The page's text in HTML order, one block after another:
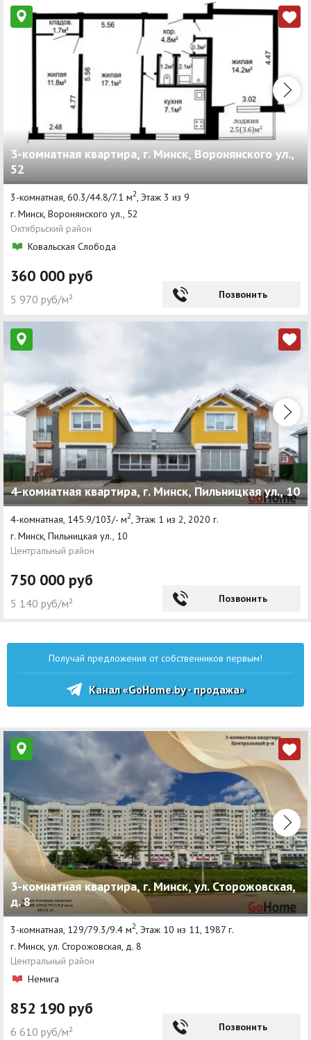
3-комнатная квартира, г. Минск, Воронянского ул.,
52
3-комнатная, 60.3/44.8/7.1 м2, Этаж 3 из 9
г. Минск, Воронянского ул., 52
Октябрьский район
Ковальская Слобода
360 000 руб
5 970 руб/м² Позвонить
4-комнатная квартира, г. Минск, Пильницкая ул., 10
4-комнатная, 145.9/103/- м2, Этаж 1 из 2, 2020 г.
г. Минск, Пильницкая ул., 10
Центральный район
750 000 руб
5 140 руб/м² Позвонить
Получай предложения от собственников первым!
Канал «GoHome.by - продажа»
3-комнатная квартира, г. Минск, ул. Сторожовская,
д. 8
3-комнатная, 129/79.3/9.4 м2 , Этаж 10 из 11, 1987 г.
г. Минск, ул. Сторожовская, д. 8
Центральный район
Немига
852 190 руб
6 610 руб/м² Позвонить